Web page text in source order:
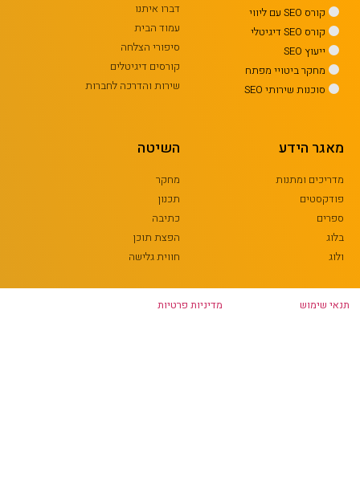
קורס SEO עם ליווי
קורס SEO דיגיטלי
ייעוץ SEO
מחקר ביטויי מפתח
סוכנות שירותי SEO
דברו איתנו
עמוד הבית
סיפורי הצלחה
קורסים דיגיטלים
שירות והדרכה לחברות
מאגר הידע
מדריכים ומתנות
פודקסטים
ספרים
בלוג
ולוג
השיטה
מחקר
תכנון
כתיבה
הפצת תוכן
חווית גלישה
תנאי שימוש מדיניות פרטיות